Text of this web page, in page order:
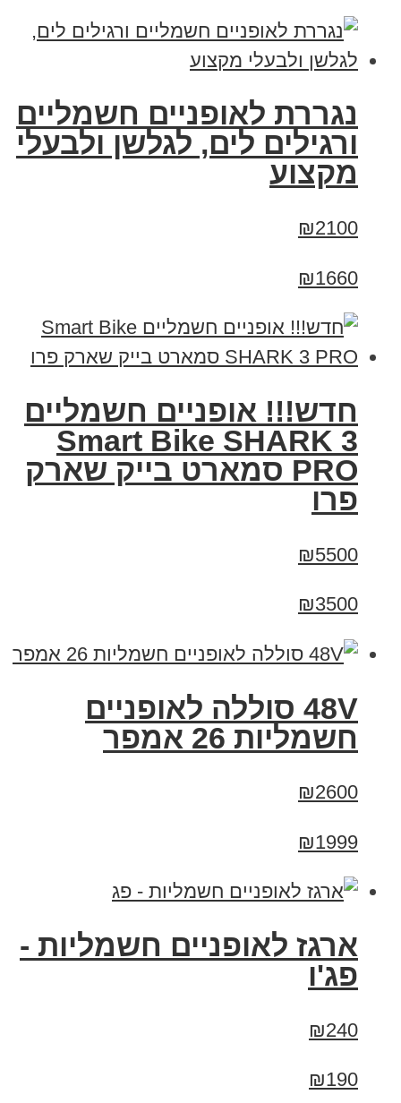
נגררת לאופניים חשמליים
ורגילים לים, לגלשן ולבעלי
מקצוע
₪2100
₪1660
חדש!!! אופניים חשמליים
Smart Bike SHARK 3
PRO סמארט בייק שארק
פרו
₪5500
₪3500
48V סוללה לאופניים
חשמליות 26 אמפר
₪2600
₪1999
ארגז לאופניים חשמליות -
פג'ו
₪240
₪190